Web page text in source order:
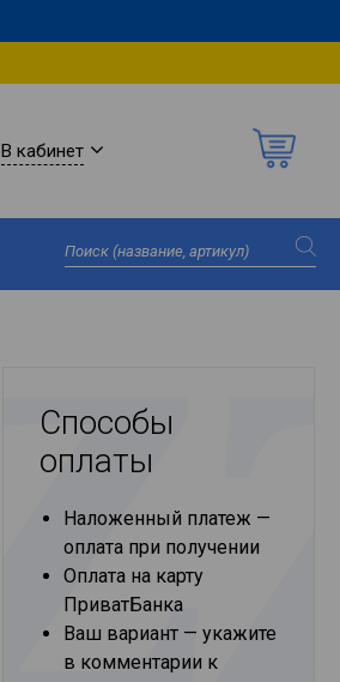
В кабинет
Способы
оплаты
Наложенный платеж —
оплата при получении
Оплата на карту
ПриватБанка
Ваш вариант — укажите
в комментарии к